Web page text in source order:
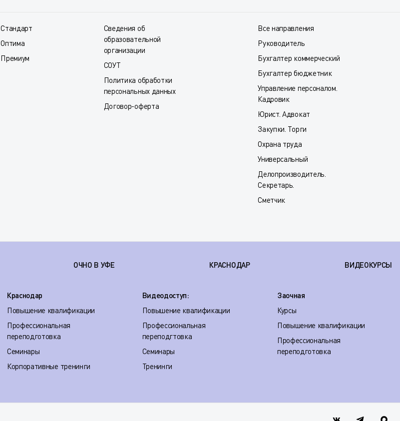
Стандарт
Оптима
Премиум
Сведения об
образовательной
организации
СОУТ
Политика обработки
персональных данных
Договор-оферта
Все направления
Руководитель
Бухгалтер коммерческий
Бухгалтер бюджетник
Управление персоналом.
Кадровик
Юрист. Адвокат
Закупки. Торги
Охрана труда
Универсальный
Делопроизводитель.
Секретарь.
Сметчик
ОЧНО В УФЕ КРАСНОДАР ВИДЕОКУРСЫ
Краснодар
Повышение квалификации
Профессиональная
переподготовка
Семинары
Корпоративные тренинги
Видеодоступ:
Повышение квалификации
Профессиональная
переподгтовка
Семинары
Тренинги
Заочная
Курсы
Повышение квалификации
Профессиональная
переподготовка